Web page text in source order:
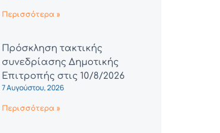
Περισσότερα »
Πρόσκληση τακτικής
συνεδρίασης Δημοτικής
Επιτροπής στις 10/8/2026
7 Αυγούστου, 2026
Περισσότερα »